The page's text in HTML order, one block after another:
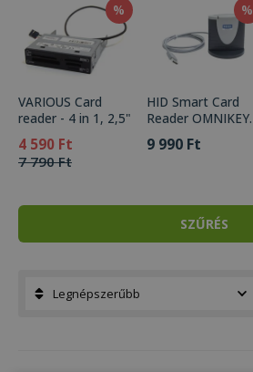
%
VARIOUS Card
reader - 4 in 1, 2,5"
4 590 Ft
7 790 Ft
%
HID Smart Card
Reader OMNIKEY
3121
9 990 Ft
SZŰRÉS